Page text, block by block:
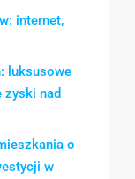
internet,
luksusowe
nad
o
w